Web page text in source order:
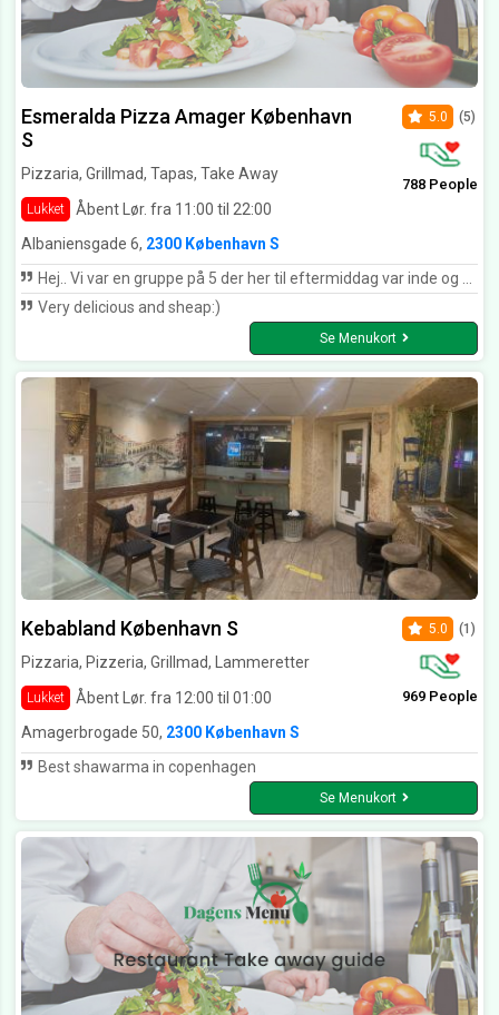
Esmeralda Pizza Amager København
S
Pizzaria, Grillmad, Tapas, Take Away
Lukket Åbent Lør. fra 11:00 til 22:00
5.0 (5)
788 People
Albaniensgade 6, 2300 København S
Hej.. Vi var en gruppe på 5 der her til eftermiddag var inde og spise hos jer. Jeg vil gerne takke jer på jeres service, lækker mad og verdens bedste Crème Brule. Jeg er slet ikke dessert menneske og jeg elskede den 😋. De sødeste og meget imødekommende tjener 👍 det var vores første men ikke sidste besøg hos jer. Tak for en fed aften ♥️ Hilsen Alma and Co.
Very delicious and sheap:)
Se Menukort
Kebabland København S
Pizzaria, Pizzeria, Grillmad, Lammeretter
Lukket Åbent Lør. fra 12:00 til 01:00
5.0 (1)
969 People
Amagerbrogade 50, 2300 København S
Best shawarma in copenhagen
Se Menukort